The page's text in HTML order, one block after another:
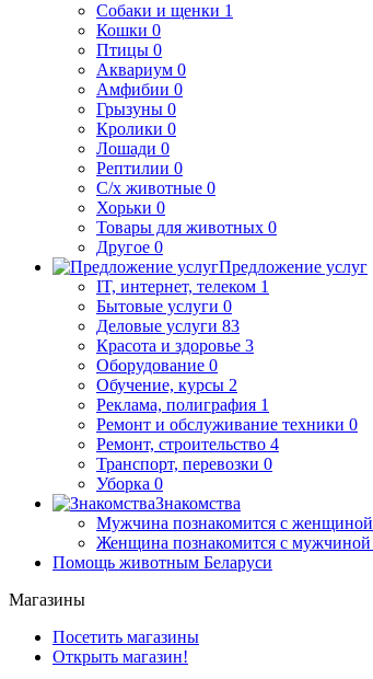
Собаки и щенки 1
Кошки 0
Птицы 0
Аквариум 0
Амфибии 0
Грызуны 0
Кролики 0
Лошади 0
Рептилии 0
С/х животные 0
Хорьки 0
Товары для животных 0
Другое 0
Предложение услуг
IT, интернет, телеком 1
Бытовые услуги 0
Деловые услуги 83
Красота и здоровье 3
Оборудование 0
Обучение, курсы 2
Реклама, полиграфия 1
Ремонт и обслуживание техники 0
Ремонт, строительство 4
Транспорт, перевозки 0
Уборка 0
Знакомства
Мужчина познакомится с женщиной
Женщина познакомится с мужчиной
Помощь животным Беларуси
Магазины
Посетить магазины
Открыть магазин!